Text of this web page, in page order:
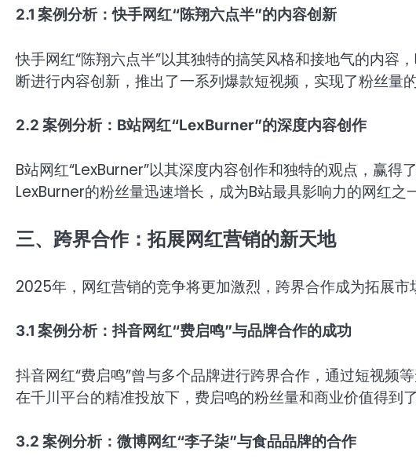
2.1 案例分析：快手网红“陈翔六点半”的内容创新
快手网红“陈翔六点半”以其独特的搞笑风格和接地气的内容
断进行内容创新，推出了一系列爆款短视频，实现了粉丝量的
2.2 案例分析：B站网红“LexBurner”的深度内容创作
B站网红“LexBurner”以其深度内容创作和独特的观点，赢得
LexBurner的粉丝量迅速增长，成为B站最具影响力的网红之一
三、跨界合作：拓展网红营销的新天地
2025年，网红营销的竞争将更加激烈，跨界合作成为拓展市
3.1 案例分析：抖音网红“费启鸣”与品牌合作的成功
抖音网红“费启鸣”曾与多个品牌进行跨界合作，通过短视频
在千川平台的精准投放下，费启鸣的粉丝量和商业价值得到了
3.2 案例分析：微博网红“李子柒”与食品品牌的合作